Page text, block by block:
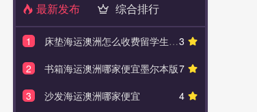
最新发布 综合排行
3
1
床垫海运澳洲怎么收费留学生必看
7
2
书箱海运澳洲哪家便宜墨尔本版
4
3
沙发海运澳洲哪家便宜